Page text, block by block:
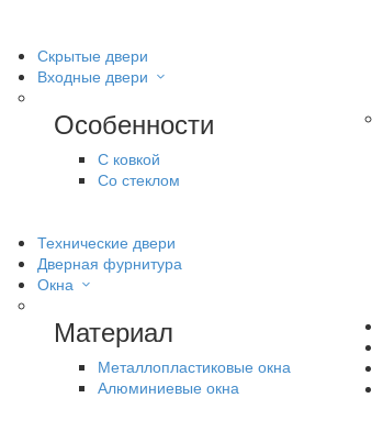
Скрытые двери
Входные двери
Особенности
С ковкой
Со стеклом
Технические двери
Дверная фурнитура
Окна
Материал
Металлопластиковые окна
Алюминиевые окна